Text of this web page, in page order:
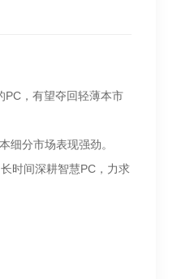
PC，有望夺回轻薄本市
细分市场表现强劲。
时间深耕智慧PC，力求